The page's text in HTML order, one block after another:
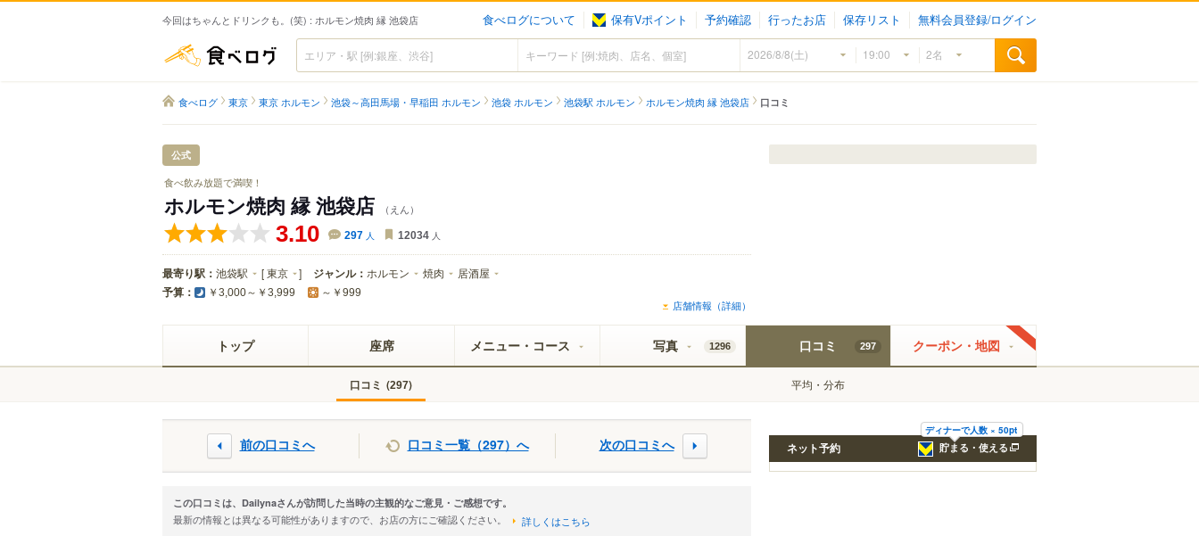
今回はちゃんとドリンクも。(笑) : ホルモン焼肉 縁 池袋店 食べログについて 保有Vポイント 予約確認 行ったお店 保存リスト 無料会員登録/ログイン
食べログ
食べログ 東京 東京 ホルモン 池袋～高田馬場・早稲田 ホルモン 池袋 ホルモン 池袋駅 ホルモン ホルモン焼肉 縁 池袋店 口コミ
公式
食べ飲み放題で満喫！
ホルモン焼肉 縁 池袋店 （えん）
3.10 297 人 12034 人
最寄り駅： 池袋駅 [東京 ] ジャンル： ホルモン 焼肉 居酒屋
予算： ￥3,000～￥3,999 ～￥999
店舗情報（詳細）
トップ 座席 メニュー・コース 写真 1296 口コミ 297
口コミ (297) 平均・分布
クーポン・地図
前の口コミへ 口コミ一覧（297）へ 次の口コミへ
この口コミは、Dailynaさんが訪問した当時の主観的なご意見・ご感想です。
最新の情報とは異なる可能性がありますので、お店の方にご確認ください。 詳しくはこちら
ディナーで人数 × 50pt
貯まる・使える
ネット予約